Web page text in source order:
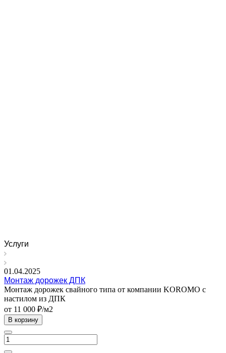
Услуги
01.04.2025
Монтаж дорожек ДПК
Монтаж дорожек свайного типа от компании KOROMO с
настилом из ДПК
от 11 000 ₽/м2
В корзину